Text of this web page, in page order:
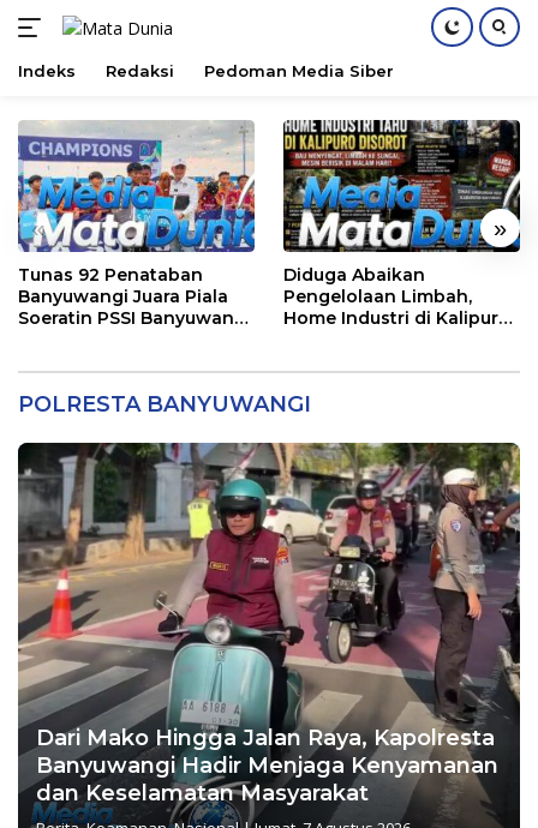
konten
Indeks Redaksi Pedoman Media Siber
« »
Tunas 92 Penataban
Banyuwangi Juara Piala
Soeratin PSSI Banyuwangi
Diduga Abaikan
Pengelolaan Limbah,
Home Industri di Kalipuro
POLRESTA BANYUWANGI
Dari Mako Hingga Jalan Raya, Kapolresta
Banyuwangi Hadir Menjaga Kenyamanan
dan Keselamatan Masyarakat